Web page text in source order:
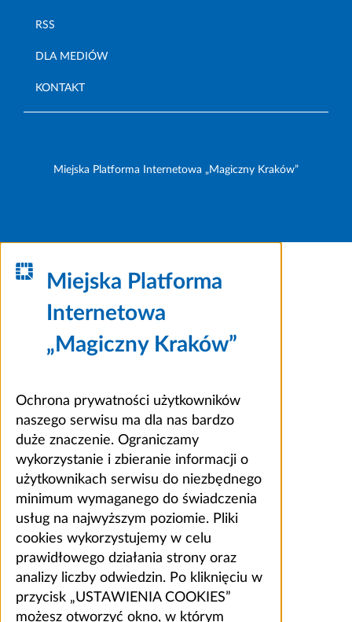
RSS
DLA MEDIÓW
KONTAKT
Miejska Platforma Internetowa „Magiczny Kraków”
Miejska Platforma
Internetowa
„Magiczny Kraków”
Ochrona prywatności użytkowników
naszego serwisu ma dla nas bardzo
duże znaczenie. Ograniczamy
wykorzystanie i zbieranie informacji o
użytkownikach serwisu do niezbędnego
minimum wymaganego do świadczenia
usług na najwyższym poziomie. Pliki
cookies wykorzystujemy w celu
prawidłowego działania strony oraz
analizy liczby odwiedzin. Po kliknięciu w
przycisk „USTAWIENIA COOKIES”
możesz otworzyć okno, w którym